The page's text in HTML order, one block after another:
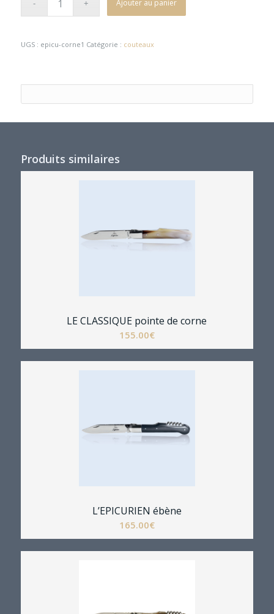
Ajouter au panier
UGS : epicu-corne1 Catégorie : couteaux
Produits similaires
LE CLASSIQUE pointe de corne
155.00€
L’EPICURIEN ébène
165.00€